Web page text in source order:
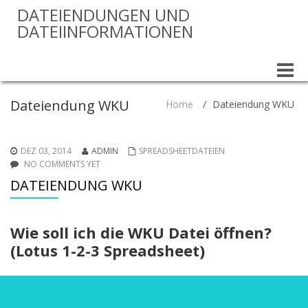
DATEIENDUNGEN UND
DATEIINFORMATIONEN
Toggle
Dateiendung WKU Home / Dateiendung WKU
DEZ 03, 2014 ADMIN
SPREADSHEETDATEIEN
NO COMMENTS YET
DATEIENDUNG WKU
Wie soll ich die WKU Datei öffnen?
(Lotus 1-2-3 Spreadsheet)